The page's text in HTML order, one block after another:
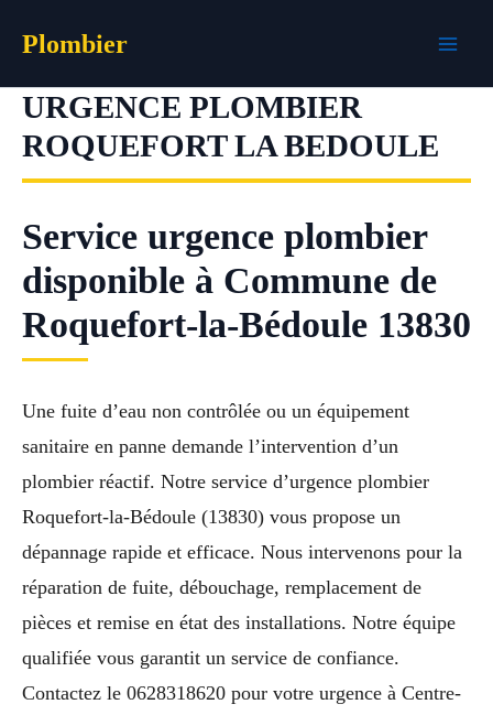
Plombier
URGENCE PLOMBIER
ROQUEFORT LA BEDOULE
Service urgence plombier
disponible à Commune de
Roquefort-la-Bédoule 13830
Une fuite d’eau non contrôlée ou un équipement
sanitaire en panne demande l’intervention d’un
plombier réactif. Notre service d’urgence plombier
Roquefort-la-Bédoule (13830) vous propose un
dépannage rapide et efficace. Nous intervenons pour la
réparation de fuite, débouchage, remplacement de
pièces et remise en état des installations. Notre équipe
qualifiée vous garantit un service de confiance.
Contactez le 0628318620 pour votre urgence à Centre-